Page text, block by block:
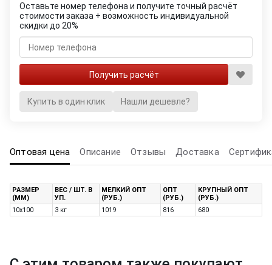
Оставьте номер телефона и получите точный расчёт
стоимости заказа + возможность индивидуальной
скидки до 20%
Купить в один клик Нашли дешевле?
Оптовая цена Описание Отзывы Доставка
РАЗМЕР
(ММ)
ВЕС / ШТ. В
УП.
МЕЛКИЙ ОПТ
(РУБ.)
ОПТ
(РУБ.)
КРУПНЫЙ ОПТ
(РУБ.)
10х100
3 кг 1019 816 680